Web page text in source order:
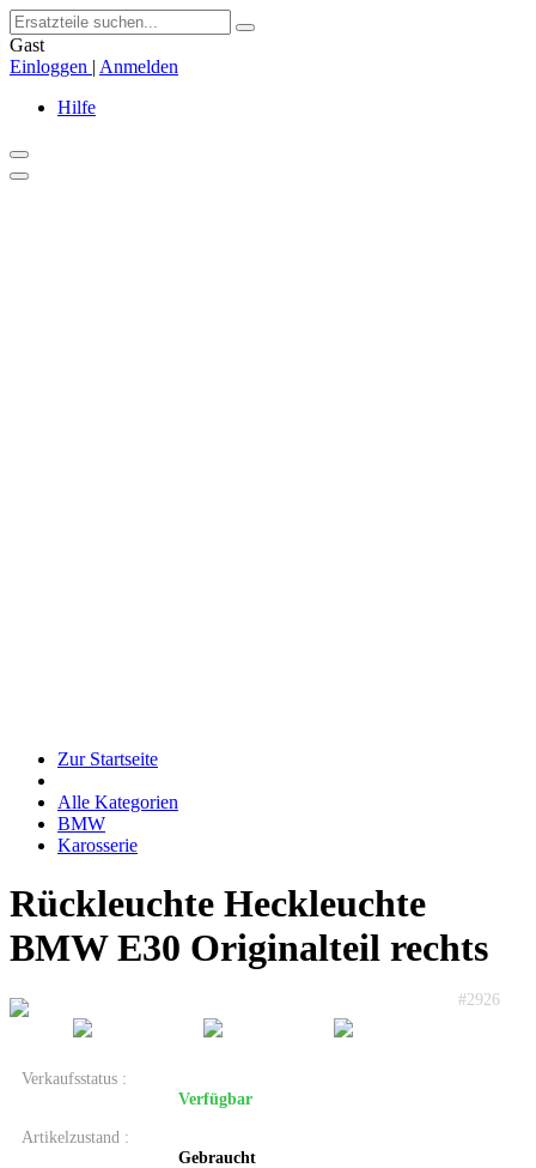
Gast
Einloggen | Anmelden
Hilfe
Zur Startseite
Alle Kategorien
BMW
Karosserie
Rückleuchte Heckleuchte
BMW E30 Originalteil rechts
#2926
Verkaufsstatus
Verfügbar
Artikelzustand
Gebraucht